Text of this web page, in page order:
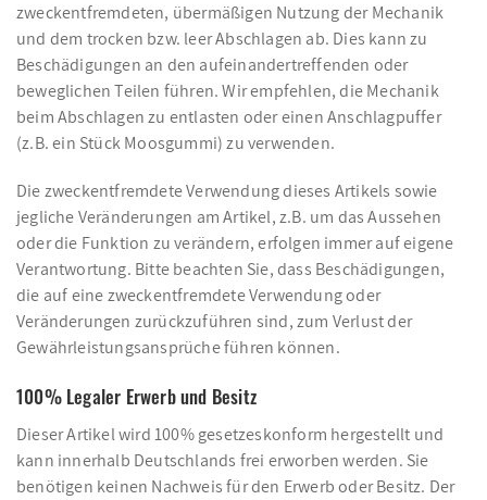
zweckentfremdeten, übermäßigen Nutzung der Mechanik
und dem trocken bzw. leer Abschlagen ab. Dies kann zu
Beschädigungen an den aufeinandertreffenden oder
beweglichen Teilen führen. Wir empfehlen, die Mechanik
beim Abschlagen zu entlasten oder einen Anschlagpuffer
(z.B. ein Stück Moosgummi) zu verwenden.
Die zweckentfremdete Verwendung dieses Artikels sowie
jegliche Veränderungen am Artikel, z.B. um das Aussehen
oder die Funktion zu verändern, erfolgen immer auf eigene
Verantwortung. Bitte beachten Sie, dass Beschädigungen,
die auf eine zweckentfremdete Verwendung oder
Veränderungen zurückzuführen sind, zum Verlust der
Gewährleistungsansprüche führen können.
100% Legaler Erwerb und Besitz
Dieser Artikel wird 100% gesetzeskonform hergestellt und
kann innerhalb Deutschlands frei erworben werden. Sie
benötigen keinen Nachweis für den Erwerb oder Besitz. Der